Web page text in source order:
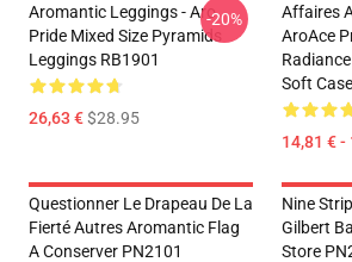
Aromantic Leggings - Aro
Pride Mixed Size Pyramids
Leggings RB1901
26,63 €$28.95
-20%
Affaires
AroAce
Soft
14,81 € -
Questionner Le Drapeau De La
Fierté Autres Aromantic Flag
A Conserver PN2101
Nine
Gilbert
Store